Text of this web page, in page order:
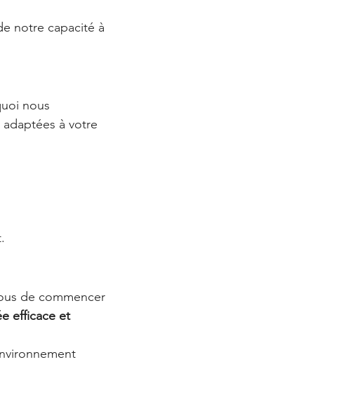
notre capacité à
nous
adaptées à votre
de commencer
efficace et